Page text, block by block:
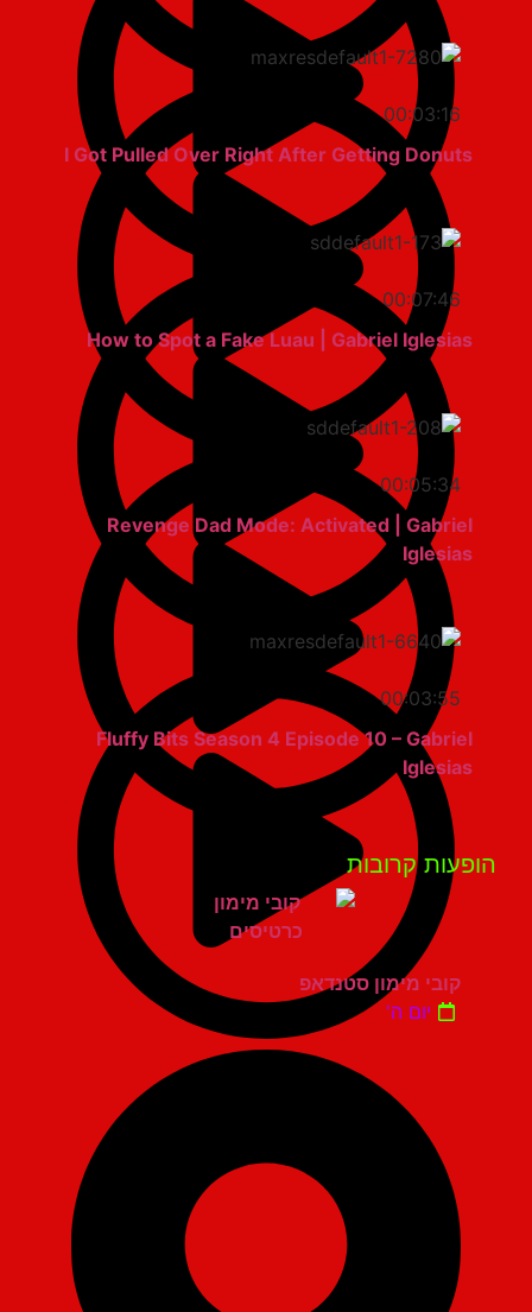
00:03:16
I Got Pulled Over Right After Getting Donuts
00:07:46
How to Spot a Fake Luau | Gabriel Iglesias
00:05:34
Revenge Dad Mode: Activated | Gabriel
Iglesias
00:03:55
Fluffy Bits Season 4 Episode 10 – Gabriel
Iglesias
קרובות
קובי מימון סטנדאפ
יום ה'